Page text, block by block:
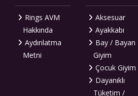
Rings AVM
Hakkında
Aydınlatma
Metni
Aksesuar
Ayakkabı
Bay / Bayan
Giyim
Çocuk Giyim
Dayanıklı
Tüketim /